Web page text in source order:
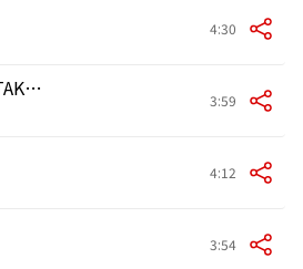
4:30
database feat. TAKUMA 3:59
4:12
3:54